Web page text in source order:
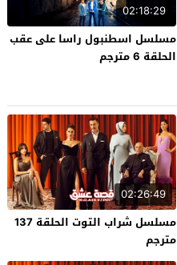
02:18:29
مسلسل اسطنبول راسا على عقب
الحلقة 6 مترجم
02:26:49
مسلسل شراب التوت الحلقة 137
مترجم